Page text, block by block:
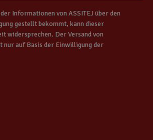
Informationen von ASSITEJ über den
gestellt bekommt, kann dieser
widersprechen. Der Versand von
auf Basis der Einwilligung der